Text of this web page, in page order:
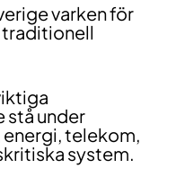
varken för
traditionell
stå under
telekom,
system.